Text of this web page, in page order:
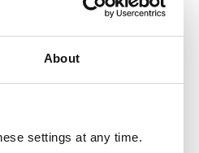
About
settings at any time.
from all email